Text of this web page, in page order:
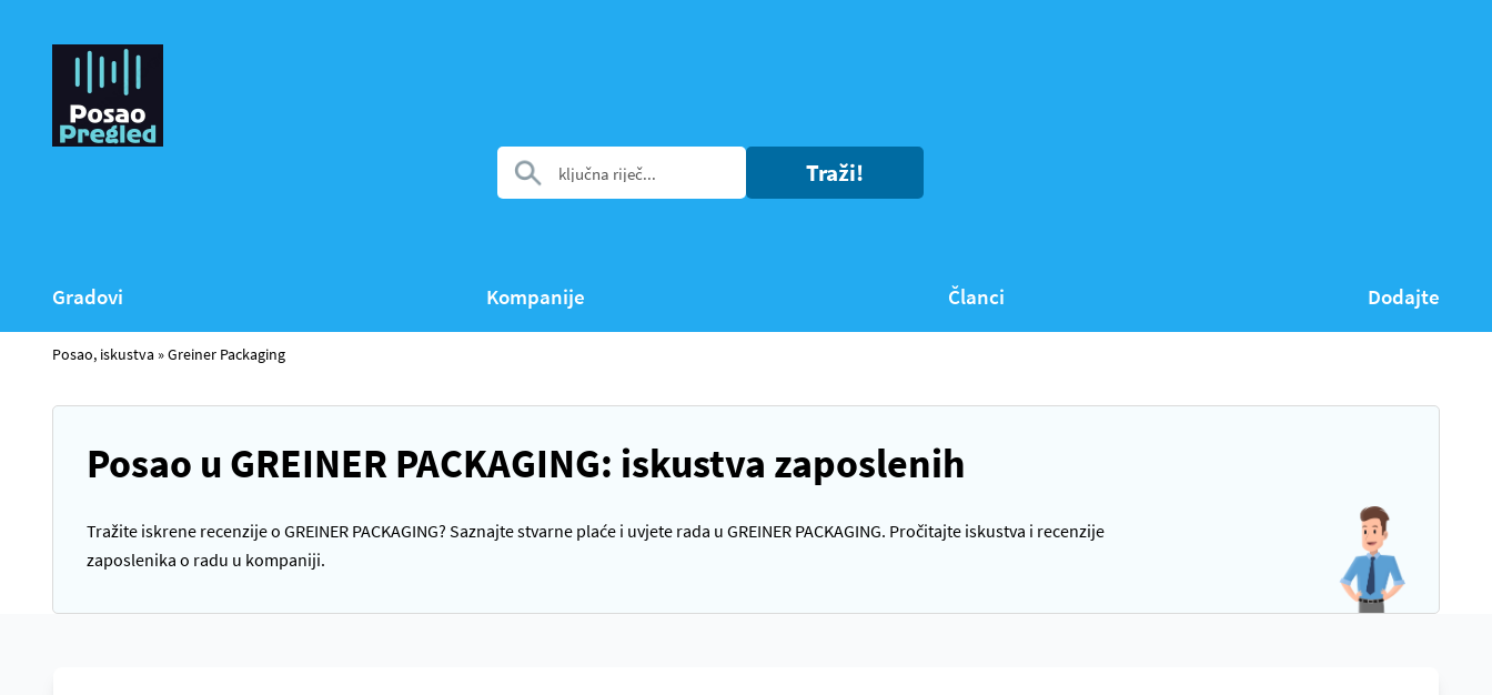
Traži!
Gradovi Kompanije Članci Dodajte
Posao, iskustva »Greiner Packaging
Posao u GREINER PACKAGING: iskustva zaposlenih
Tražite iskrene recenzije o GREINER PACKAGING? Saznajte stvarne plaće i uvjete rada u GREINER PACKAGING. Pročitajte iskustva i recenzije
zaposlenika o radu u kompaniji.